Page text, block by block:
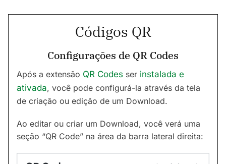
Códigos QR
Configurações de QR Codes
Após a extensão QR Codes ser instalada e
ativada, você pode configurá-la através da tela
de criação ou edição de um Download.
Ao editar ou criar um Download, você verá uma
seção “QR Code” na área da barra lateral direita: